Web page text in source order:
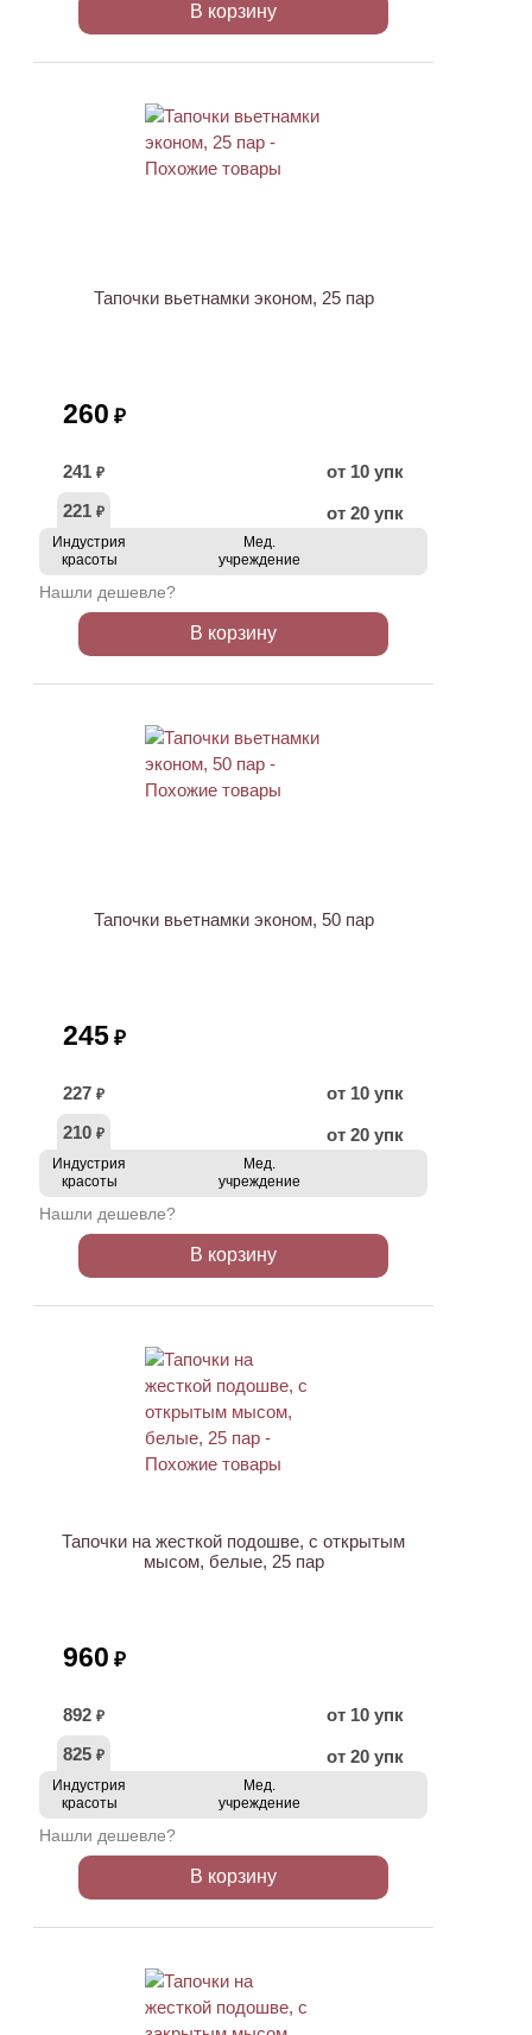
В корзину
Тапочки вьетнамки эконом, 25 пар
260 ₽
241 ₽
от 10 упк
221 ₽ от 20 упк
Индустрия
красоты
Мед.
учреждение
Нашли дешевле?
В корзину
Тапочки вьетнамки эконом, 50 пар
245 ₽
227 ₽
от 10 упк
210 ₽ от 20 упк
Индустрия
красоты
Мед.
учреждение
Нашли дешевле?
В корзину
Тапочки на жесткой подошве, с открытым
мысом, белые, 25 пар
960 ₽
892 ₽
от 10 упк
825 ₽ от 20 упк
Индустрия
красоты
Мед.
учреждение
Нашли дешевле?
В корзину